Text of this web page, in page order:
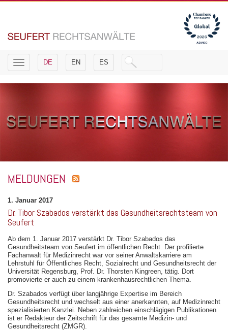
Toggle
navigation
DE EN ES
MELDUNGEN
1. Januar 2017
Dr. Tibor Szabados verstärkt das Gesundheitsrechtsteam von
Seufert
Ab dem 1. Januar 2017 verstärkt Dr. Tibor Szabados das
Gesundheitsteam von Seufert im öffentlichen Recht. Der profilierte
Fachanwalt für Medizinrecht war vor seiner Anwaltskarriere am
Lehrstuhl für Öffentliches Recht, Sozialrecht und Gesundheitsrecht der
Universität Regensburg, Prof. Dr. Thorsten Kingreen, tätig. Dort
promovierte er auch zu einem krankenhausrechtlichen Thema.
Dr. Szabados verfügt über langjährige Expertise im Bereich
Gesundheitsrecht und wechselt aus einer anerkannten, auf Medizinrecht
spezialisierten Kanzlei. Neben zahlreichen einschlägigen Publikationen
ist er Redakteur der Zeitschrift für das gesamte Medizin- und
Gesundheitsrecht (ZMGR).